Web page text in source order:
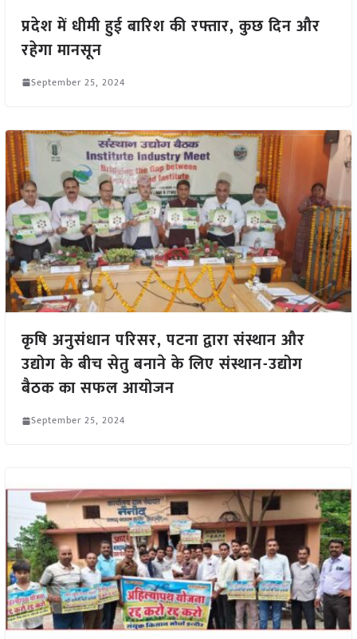
प्रदेश में धीमी हुई बारिश की रफ्तार, कुछ दिन और
रहेगा मानसून
September 25, 2024
कृषि अनुसंधान परिसर, पटना द्वारा संस्थान और
उद्योग के बीच सेतु बनाने के लिए संस्थान-उद्योग
बैठक का सफल आयोजन
September 25, 2024